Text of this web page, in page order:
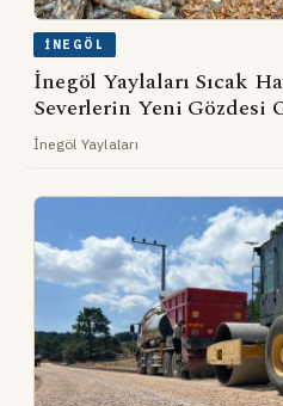
İNEGÖL
İnegöl Yaylaları Sıcak
Severlerin Yeni Gözdesi
İnegöl Yaylaları